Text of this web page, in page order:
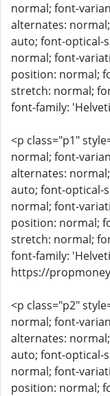
normal; font-
alternates:
auto; font-optical-
normal; font-
position: normal;
stretch: normal;
font-family:
<p class="p1"
normal; font-
alternates:
auto; font-optical-
normal; font-
position: normal;
stretch: normal;
font-family:
https://
<p class="p2"
normal; font-
alternates:
auto; font-optical-
normal; font-
position: normal;